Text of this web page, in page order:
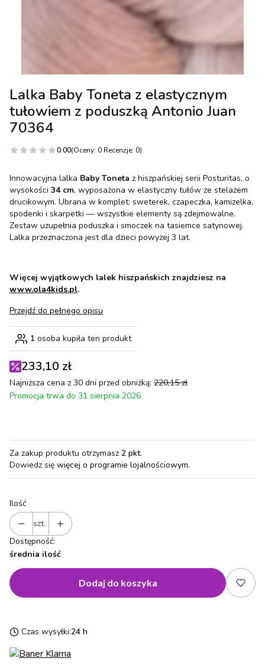
Lalka Baby Toneta z elastycznym
tułowiem z poduszką Antonio Juan
70364
0.00(Oceny: 0 Recenzje: 0)
Innowacyjna lalka Baby Toneta z hiszpańskiej serii Posturitas, o
wysokości 34 cm, wyposażona w elastyczny tułów ze stelażem
drucikowym. Ubrana w komplet: sweterek, czapeczka, kamizelka,
spodenki i skarpetki — wszystkie elementy są zdejmowalne.
Zestaw uzupełnia poduszka i smoczek na tasiemce satynowej.
Lalka przeznaczona jest dla dzieci powyżej 3 lat.
Więcej wyjątkowych lalek hiszpańskich znajdziesz na
www.ola4kids.pl.
Przejdź do pełnego opisu
1 osoba kupiła ten produkt
233,10 zł
Najniższa cena z 30 dni przed obniżką: 220,15 zł
Promocja trwa do 31 sierpnia 2026
Za zakup produktu otrzymasz 2 pkt.
Dowiedz się więcej o programie lojalnościowym.
Ilość
szt.
Dostępność:
średnia ilość
Dodaj do koszyka
Czas wysyłki:24 h